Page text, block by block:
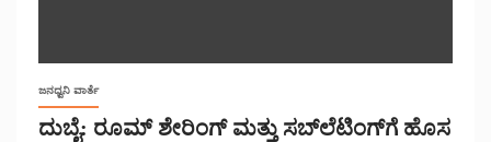
ಜನಧ್ವನಿ ವಾರ್ತೆ
ದುಬೈ: ರೂಮ್ ಶೇರಿಂಗ್ ಮತ್ತು ಸಬ್‌ಲೆಟಿಂಗ್‌ಗೆ ಹೊಸ